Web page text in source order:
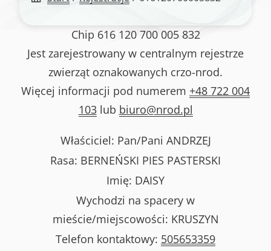
Chip 616 120 700 005 832
Jest zarejestrowany w centralnym rejestrze
zwierząt oznakowanych crzo-nrod.
Więcej informacji pod numerem +48 722 004
103lub biuro@nrod.pl
Właściciel: Pan/Pani ANDRZEJ
Rasa: BERNEŃSKI PIES PASTERSKI
Imię: DAISY
Wychodzi na spacery w
mieście/miejscowości: KRUSZYN
Telefon kontaktowy: 505653359